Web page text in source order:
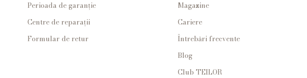
Perioada de garanție
Centre de reparații
Formular de retur
Magazine
Cariere
Întrebări frecvente
Blog
Club TEILOR